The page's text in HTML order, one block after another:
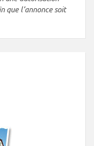
que l’annonce soit